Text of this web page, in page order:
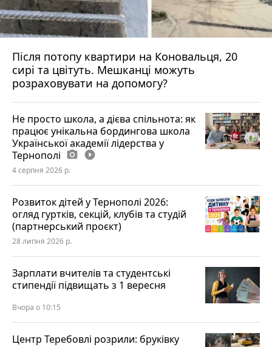
Після потопу квартири на Коновальця, 20
сирі та цвітуть. Мешканці можуть
розраховувати на допомогу?
Не просто школа, а дієва спільнота: як
працює унікальна бордингова школа
Української академії лідерства у
Тернополі photo_camera play_circle_filled
4 серпня 2026 р.
Розвиток дітей у Тернополі 2026:
огляд гуртків, секцій, клубів та студій
(партнерський проєкт)
28 липня 2026 р.
Зарплати вчителів та студентські
стипендії підвищать з 1 вересня
Вчора о 10:15
Центр Теребовлі розрили: бруківку